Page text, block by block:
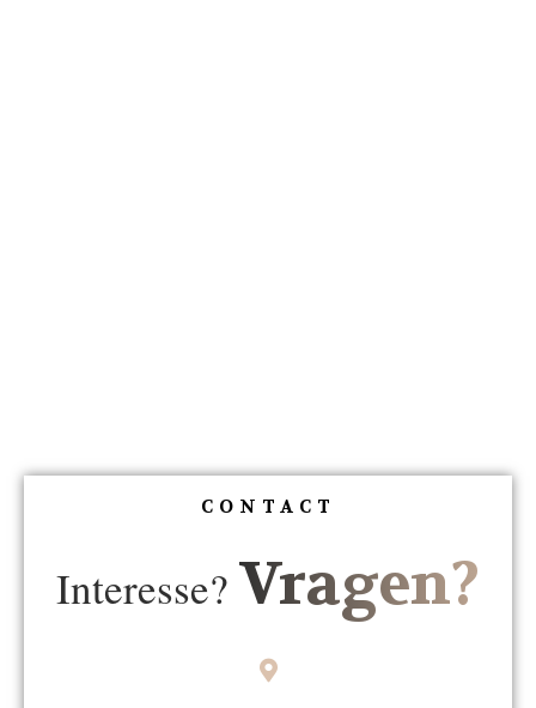
CONTACT
Interesse? Vragen?